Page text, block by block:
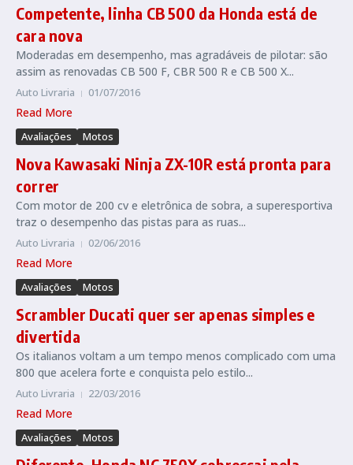
Competente, linha CB 500 da Honda está de
cara nova
Moderadas em desempenho, mas agradáveis de pilotar: são
assim as renovadas CB 500 F, CBR 500 R e CB 500 X...
Auto Livraria 01/07/2016
Read More
Avaliações Motos
Nova Kawasaki Ninja ZX-10R está pronta para
correr
Com motor de 200 cv e eletrônica de sobra, a superesportiva
traz o desempenho das pistas para as ruas...
Auto Livraria 02/06/2016
Read More
Avaliações Motos
Scrambler Ducati quer ser apenas simples e
divertida
Os italianos voltam a um tempo menos complicado com uma
800 que acelera forte e conquista pelo estilo...
Auto Livraria 22/03/2016
Read More
Avaliações Motos